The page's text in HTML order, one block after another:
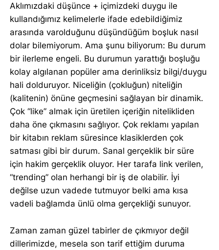
Aklımızdaki düşünce + içimizdeki duygu ile
kullandığımız kelimelerle ifade edebildiğimiz
arasında varolduğunu düşündüğüm boşluk nasıl
dolar bilemiyorum. Ama şunu biliyorum: Bu durum
bir ilerleme engeli. Bu durumun yarattığı boşluğu
kolay algılanan popüler ama derinliksiz bilgi/duygu
hali dolduruyor. Niceliğin (çokluğun) niteliğin
(kalitenin) önüne geçmesini sağlayan bir dinamik.
Çok “like” almak için üretilen içeriğin nitelikliden
daha öne çıkmasını sağlıyor. Çok reklamı yapılan
bir kitabın reklam süresince klasiklerden çok
satması gibi bir durum. Sanal gerçeklik bir süre
için hakim gerçeklik oluyor. Her tarafa link verilen,
“trending” olan herhangi bir iş de olabilir. İyi
değilse uzun vadede tutmuyor belki ama kısa
vadeli bağlamda ünlü olma gerçekliği sunuyor.
Zaman zaman güzel tabirler de çıkmıyor değil
dillerimizde, mesela son tarif ettiğim duruma